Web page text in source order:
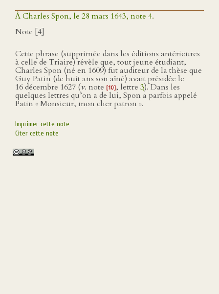
À Charles Spon, le 28 mars 1643, note 4.
Note [4]
Cette phrase (supprimée dans les éditions antérieures
à celle de Triaire) révèle que, tout jeune étudiant,
Charles Spon (né en 1609) fut auditeur de la thèse que
Guy Patin (de huit ans son aîné) avait présidée le
16 décembre 1627 (v. note [10], lettre 3). Dans les
quelques lettres qu’on a de lui, Spon a parfois appelé
Patin « Monsieur, mon cher patron ».
Imprimer cette note
Citer cette note